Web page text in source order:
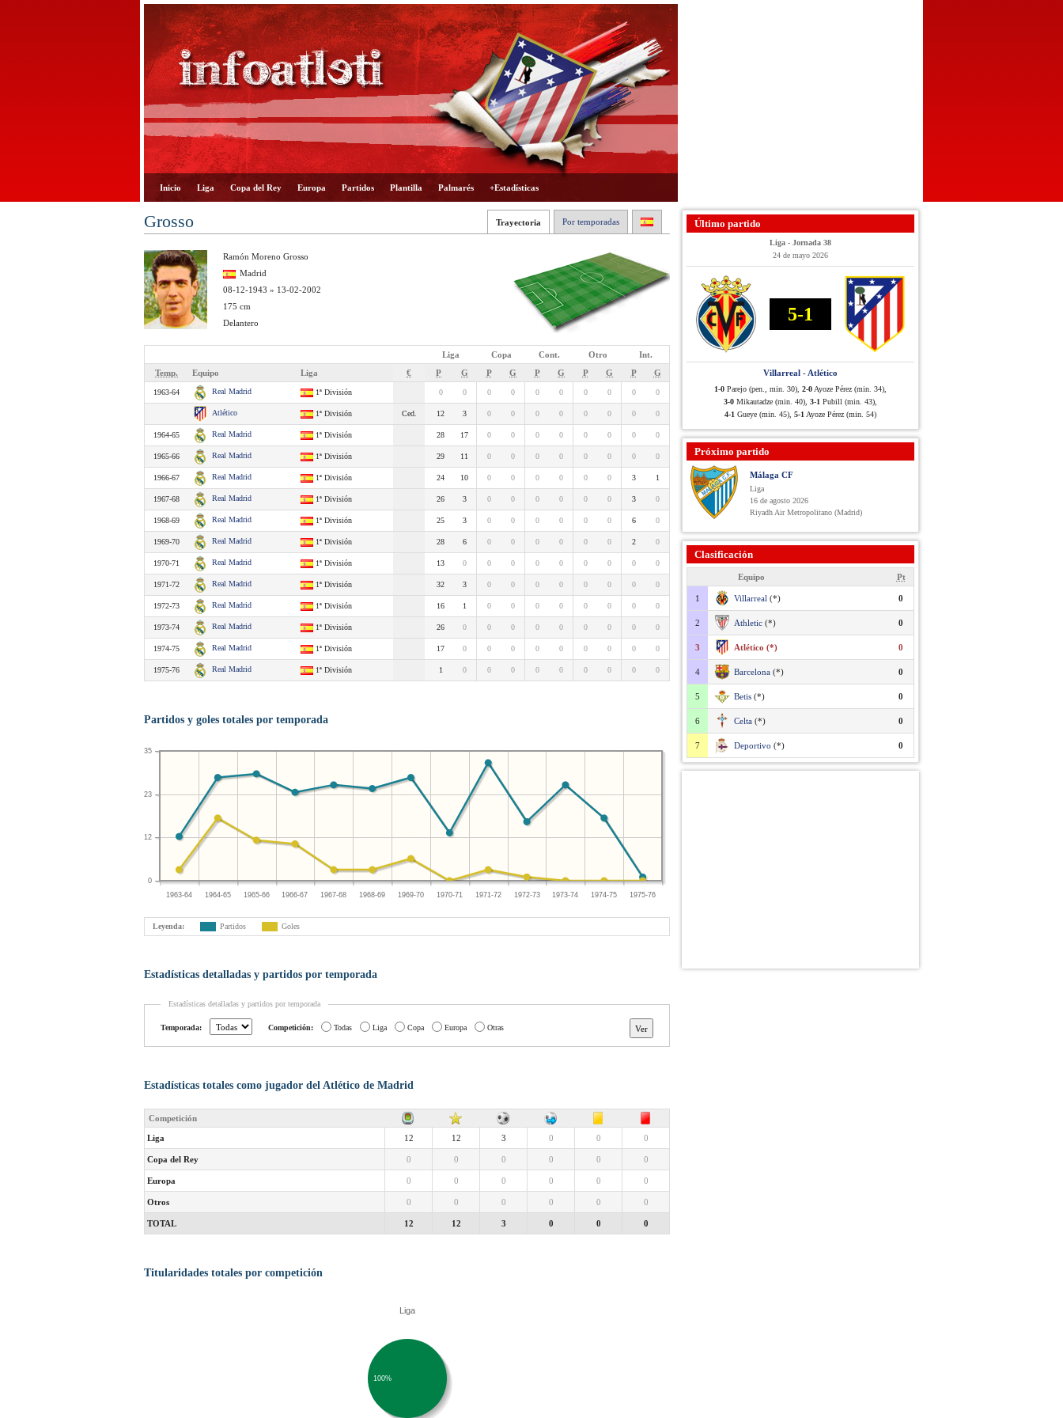
Inicio Liga Copa del Rey Europa Partidos Plantilla Palmarés +Estadísticas
Por temporadas
Trayectoria
Grosso
Ramón Moreno Grosso
Madrid
08-12-1943 » 13-02-2002
175 cm
Delantero
Liga Copa Cont. Otro
Int.
Temp.
Equipo Liga € P G P G P G P G P G
1963-64 Real Madrid 1ª División 0 0 0 0 0 0 0 0 0 0
Atlético 1ª División Ced. 12 3 0 0 0 0 0 0 0 0
1964-65 Real Madrid 1ª División 28 17 0 0 0 0 0 0 0 0
1965-66 Real Madrid 1ª División 29 11 0 0 0 0 0 0 0 0
1966-67 Real Madrid 1ª División 24 10 0 0 0 0 0 0 3 1
1967-68 Real Madrid 1ª División 26 3 0 0 0 0 0 0 3 0
1968-69 Real Madrid 1ª División 25 3 0 0 0 0 0 0 6 0
1969-70 Real Madrid 1ª División 28 6 0 0 0 0 0 0 2 0
1970-71 Real Madrid 1ª División 13 0 0 0 0 0 0 0 0 0
1971-72 Real Madrid 1ª División 32 3 0 0 0 0 0 0 0 0
1972-73 Real Madrid 1ª División 16 1 0 0 0 0 0 0 0 0
1973-74 Real Madrid 1ª División 26 0 0 0 0 0 0 0 0 0
1974-75 Real Madrid 1ª División 17 0 0 0 0 0 0 0 0 0
1975-76 Real Madrid 1ª División 1 0 0 0 0 0 0 0 0 0
Partidos y goles totales por temporada
1963-64 1964-65 1965-66 1966-67 1967-68 1968-69 1969-70 1970-71 1971-72 1972-73 1973-74 1974-75 1975-76
0
12
23
35
Leyenda: Partidos Goles
Estadísticas detalladas y partidos por temporada
Estadísticas detalladas y partidos por temporada
Temporada: Competición: Todas Liga Copa Europa Otras
Estadísticas totales como jugador del Atlético de Madrid
Competición
Liga 12 12 3 0 0 0
Copa del Rey 0 0 0 0 0 0
Europa 0 0 0 0 0 0
Otros 0 0 0 0 0 0
TOTAL 12 12 3 0 0 0
Titularidades totales por competición
Liga
100%
Último partido
Liga - Jornada 38
24 de mayo 2026
5-1
Villarreal - Atlético
1-0 Parejo (pen., min. 30), 2-0 Ayoze Pérez (min. 34),
3-0 Mikautadze (min. 40), 3-1 Pubill (min. 43),
4-1 Gueye (min. 45), 5-1 Ayoze Pérez (min. 54)
Próximo partido
Málaga CF
Liga
16 de agosto 2026
Riyadh Air Metropolitano (Madrid)
Clasificación
Equipo Pt
1 Villarreal (*) 0
2 Athletic (*) 0
3 Atlético (*) 0
4 Barcelona (*) 0
5 Betis (*) 0
6 Celta (*) 0
7 Deportivo (*) 0